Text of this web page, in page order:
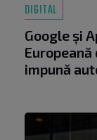
DIGITAL
Google și
Europeană
impună